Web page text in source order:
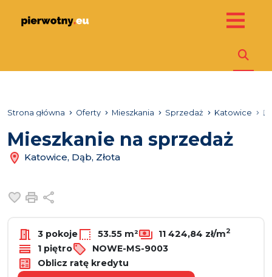
Strona główna Oferty Mieszkania Sprzedaż Katowice
Mieszkanie na sprzedaż
Katowice, Dąb, Złota
Dodaj do ulubionych
Drukuj
3 pokoje 53.55 m² 11 424,84 zł/m2
1 piętro
NOWE-MS-9003
Oblicz ratę kredytu